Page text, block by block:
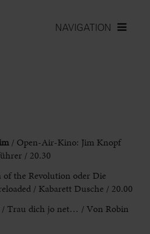
NAVIGATION
/ Open-Air-Kino: Jim Knopf
/ 20.30
the Revolution oder Die
/ Kabarett Dusche / 20.00
/ Trau dich jo net… / Von Robin